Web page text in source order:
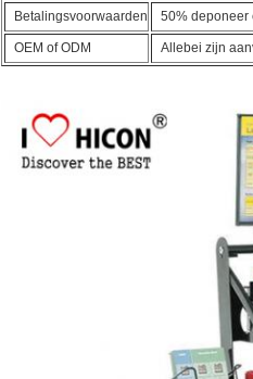
Betalingsvoorwaarden 50% deponeer
OEM of ODM Allebei zijn